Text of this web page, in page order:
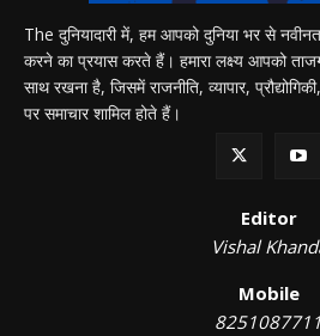
The दुनियादारी में, हम आपको दुनिया भर से
करने का प्रयास करते हैं। हमारा लक्ष्य आपको
साथ रखना है, जिसमें राजनीति, व्यापार,
पर समाचार शामिल होते हैं।
Editor
Vishal
Mobile
8251087711